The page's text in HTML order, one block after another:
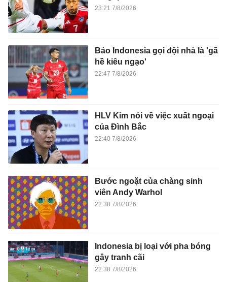
23:21 7/8/2026
Báo Indonesia gọi đội nhà là 'gã
hề kiêu ngạo'
22:47 7/8/2026
HLV Kim nói về việc xuất ngoại
của Đình Bắc
22:40 7/8/2026
Bước ngoặt của chàng sinh
viên Andy Warhol
22:38 7/8/2026
Indonesia bị loại với pha bóng
gây tranh cãi
22:38 7/8/2026